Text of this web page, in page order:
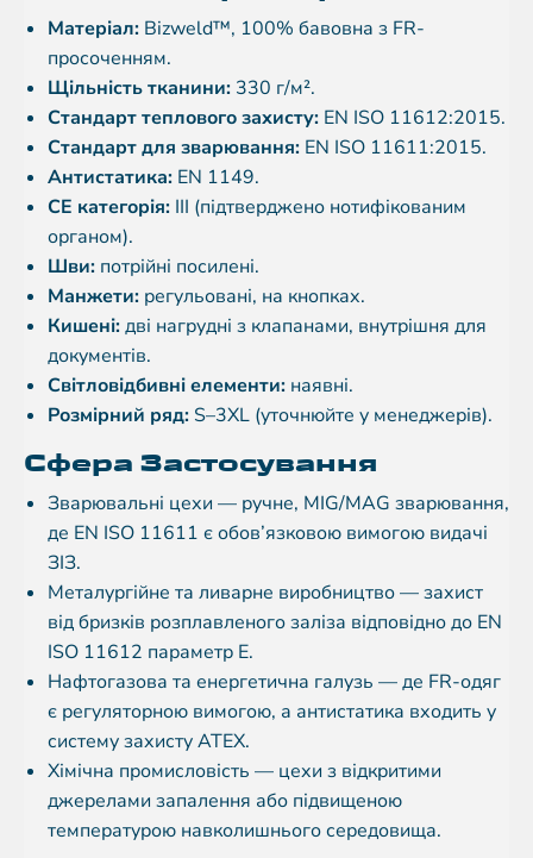
Матеріал: Bizweld™, 100% бавовна з FR-
просоченням.
Щільність тканини: 330 г/м².
Стандарт теплового захисту: EN ISO 11612:2015.
Стандарт для зварювання: EN ISO 11611:2015.
Антистатика: EN 1149.
CE категорія: III (підтверджено нотифікованим
органом).
Шви: потрійні посилені.
Манжети: регульовані, на кнопках.
Кишені:дві нагрудні з клапанами, внутрішня для
документів.
Світловідбивні елементи: наявні.
Розмірний ряд: S–3XL (уточнюйте у менеджерів).
Сфера Застосування
Зварювальні цехи — ручне, MIG/MAG зварювання,
де EN ISO 11611 є обов’язковою вимогою видачі
ЗІЗ.
Металургійне та ливарне виробництво — захист
від бризків розплавленого заліза відповідно до EN
ISO 11612 параметр E.
Нафтогазова та енергетична галузь — де FR-одяг
є регуляторною вимогою, а антистатика входить у
систему захисту ATEX.
Хімічна промисловість — цехи з відкритими
джерелами запалення або підвищеною
температурою навколишнього середовища.